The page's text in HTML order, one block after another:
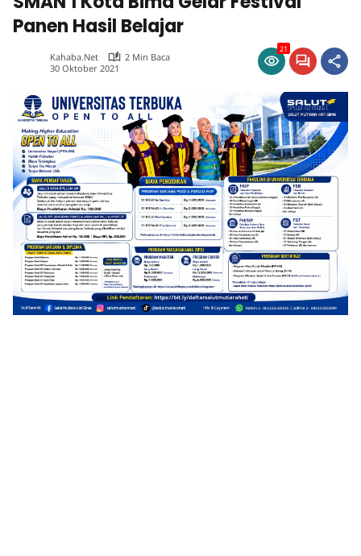
Panen Hasil Belajar
Kahaba.net
2 Min Baca
30 Oktober 2021
21